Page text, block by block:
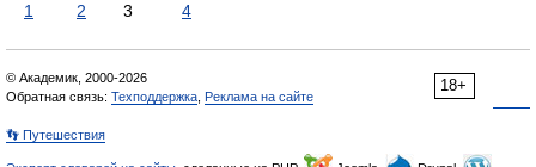
1 2 3 4
18+
© Академик, 2000-2026
Обратная связь: Техподдержка Реклама на сайте
👣 Путешествия